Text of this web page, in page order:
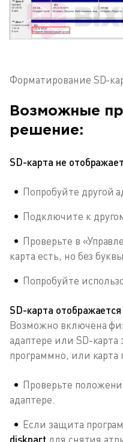
Форматирование SD-
Возможные
решение:
SD-карта не
Попробуйте другой
Подключите к
Проверьте в
карта есть, но без
Попробуйте
SD-карта
Возможно включена
адаптере или SD-
программно, или карта
Проверьте
адаптере.
Если защита
diskpart для снятия